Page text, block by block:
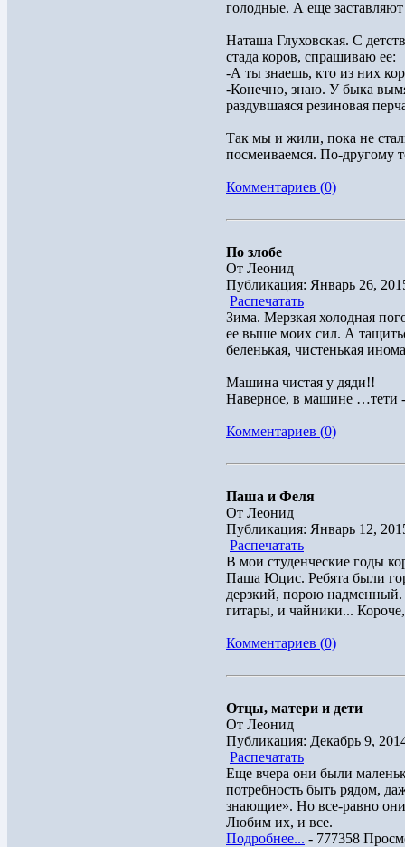
голодные. А еще
Наташа Глуховская. С
стада коров, спрашиваю ее:
-А ты знаешь, кто из них
-Конечно, знаю. У быка
раздувшаяся резиновая
Так мы и жили, пока не
посмеиваемся. По-другому
Комментариев (0)
По злобе
От Леонид
Публикация: Январь 26,
Распечатать
Зима. Мерзкая холодная
ее выше моих сил. А
беленькая, чистенькая
Машина чистая у дяди!!
Наверное, в машине …тети
Комментариев (0)
Паша и Феля
От Леонид
Публикация: Январь 12,
Распечатать
В мои студенческие годы
Паша Юцис. Ребята были
дерзкий, порою
гитары, и чайники...
Комментариев (0)
Отцы, матери и дети
От Леонид
Публикация: Декабрь 9,
Распечатать
Еще вчера они были
потребность быть рядом,
знающие». Но все-равно
Любим их, и все.
Подробнее... - 777358